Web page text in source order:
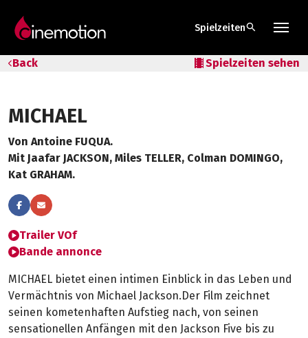
Spielzeitensearch
Back local_movies Spielzeiten sehen
MICHAEL
Von Antoine FUQUA.
Mit Jaafar JACKSON, Miles TELLER, Colman DOMINGO,
Kat GRAHAM.
Trailer VOf
Bande annonce
MICHAEL bietet einen intimen Einblick in das Leben und
Vermächtnis von Michael Jackson.Der Film zeichnet
seinen kometenhaften Aufstieg nach, von seinen
sensationellen Anfängen mit den Jackson Five bis zu
Geschenk-Gutschein
Tipps